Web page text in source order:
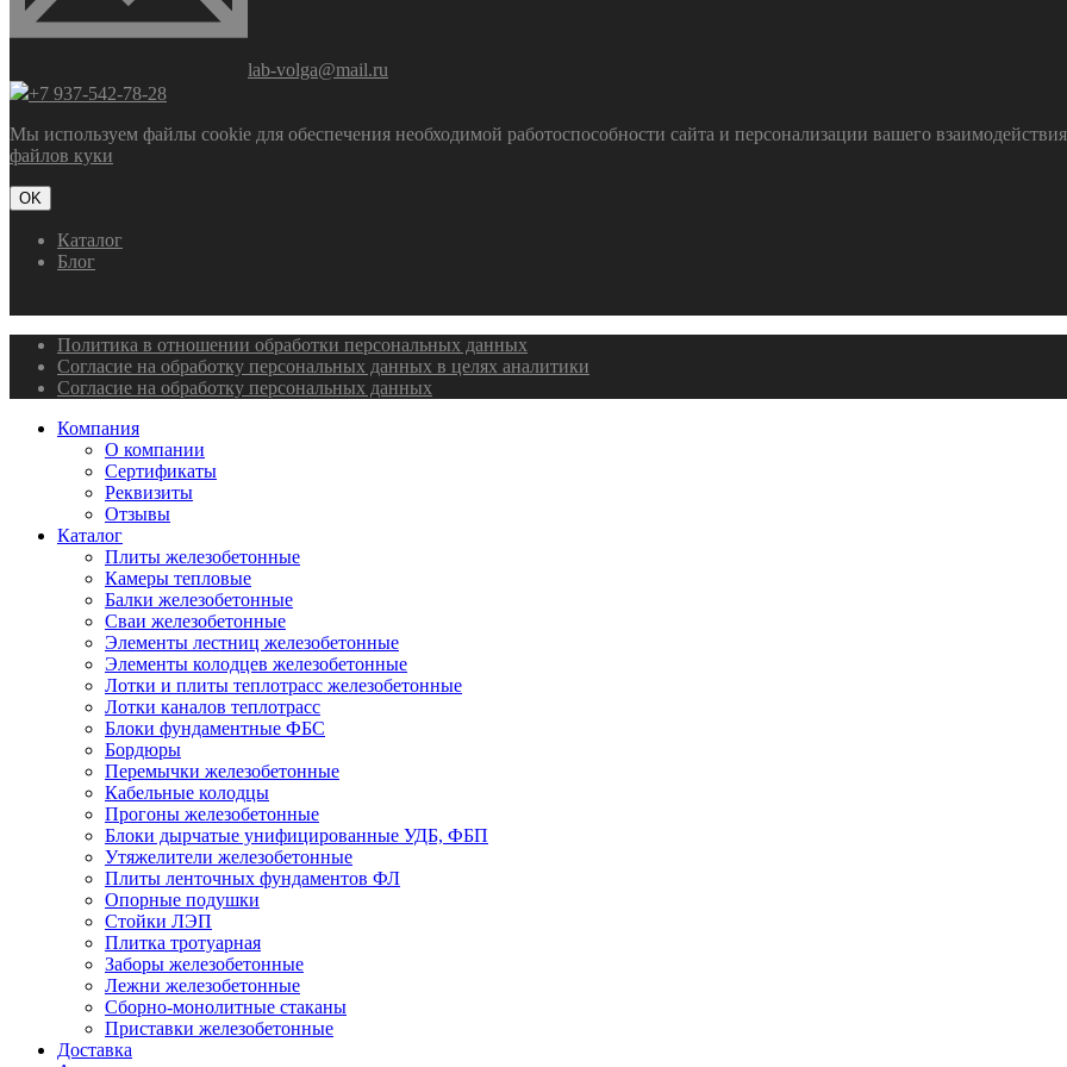
lab-volga@mail.ru
+7 937-542-78-28
Мы используем файлы cookie для обеспечения необходимой работоспособности сайта и персонализации вашего
файлов куки
OK
Каталог
Блог
Политика в отношении обработки персональных данных
Согласие на обработку персональных данных в целях аналитики
Согласие на обработку персональных данных
Компания
О компании
Сертификаты
Реквизиты
Отзывы
Каталог
Плиты железобетонные
Камеры тепловые
Балки железобетонные
Сваи железобетонные
Элементы лестниц железобетонные
Элементы колодцев железобетонные
Лотки и плиты теплотрасс железобетонные
Лотки каналов теплотрасс
Блоки фундаментные ФБС
Бордюры
Перемычки железобетонные
Кабельные колодцы
Прогоны железобетонные
Блоки дырчатые унифицированные УДБ, ФБП
Утяжелители железобетонные
Плиты ленточных фундаментов ФЛ
Опорные подушки
Стойки ЛЭП
Плитка тротуарная
Заборы железобетонные
Лежни железобетонные
Сборно-монолитные стаканы
Приставки железобетонные
Доставка